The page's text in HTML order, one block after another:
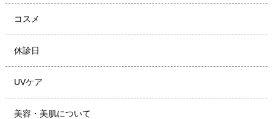
コスメ
休診日
UVケア
美容・美肌について